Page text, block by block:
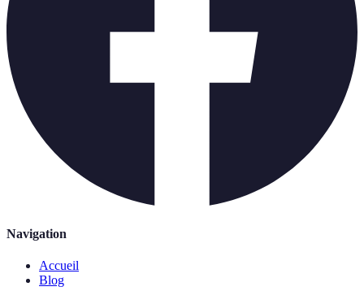
Navigation
Accueil
Blog